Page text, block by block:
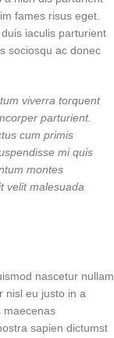
fames risus eget.
iaculis parturient
sociosqu ac donec
viverra torquent
parturient.
cum primis
mi quis
montes
velit malesuada
nascetur nullam
nisl eu justo in a
maecenas
sapien dictumst